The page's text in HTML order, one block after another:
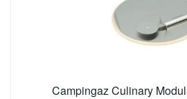
Campingaz Culinary